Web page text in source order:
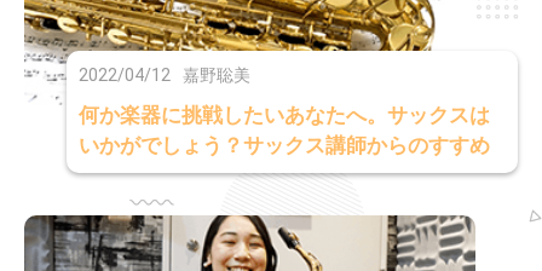
2022/04/12 嘉野聡美
何か楽器に挑戦したいあなたへ。サックスは
いかがでしょう？サックス講師からのすすめ